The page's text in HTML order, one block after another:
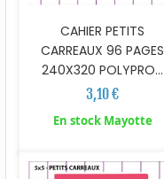
CAHIER PETITS
CARREAUX 96 PAGES
240X320 POLYPRO...
3,10 €
En stock Mayotte